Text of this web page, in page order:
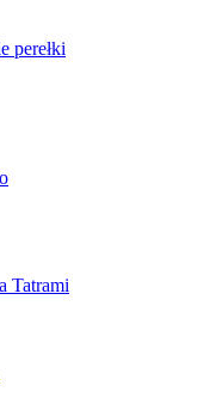
perełki
Tatrami